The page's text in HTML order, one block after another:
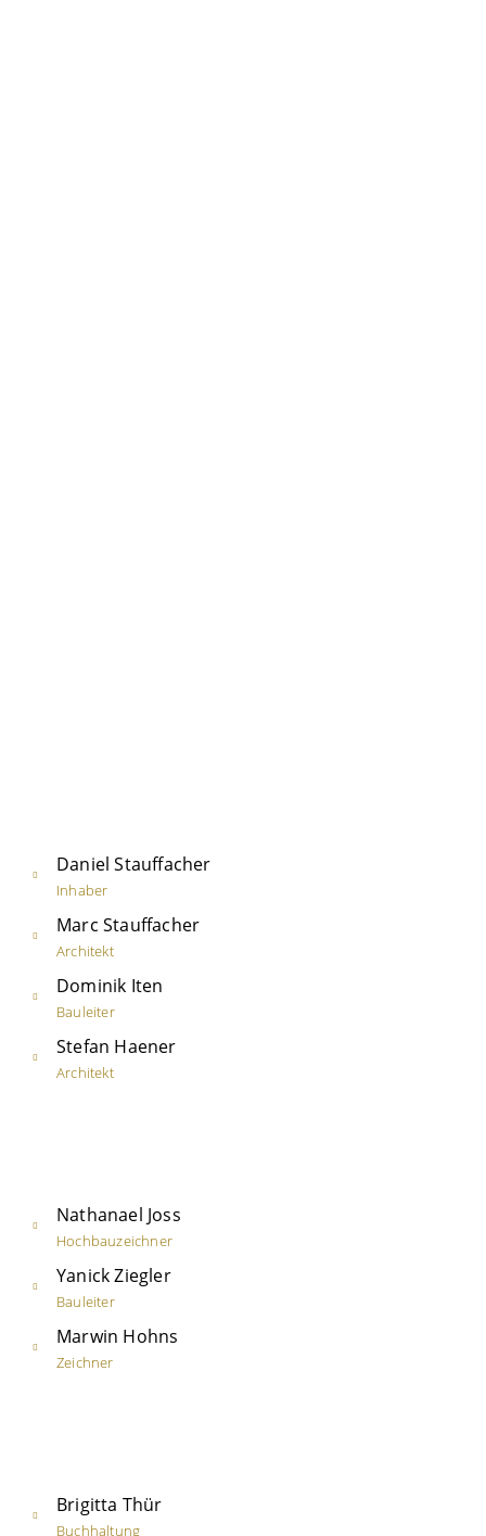
Daniel Stauffacher
Inhaber
Marc Stauffacher
Architekt
Dominik Iten
Bauleiter
Stefan Haener
Architekt
Nathanael Joss
Hochbauzeichner
Yanick Ziegler
Bauleiter
Marwin Hohns
Zeichner
Brigitta Thür
Buchhaltung